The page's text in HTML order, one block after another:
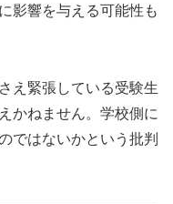
影響を与える可能性も
え緊張している受験生
かねません。学校側に
ではないかという批判